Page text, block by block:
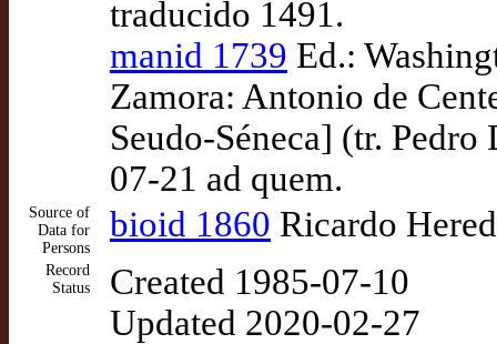
traducido 1491.
manid 1739 Ed.:
Zamora: Antonio de
Seudo-Séneca] (tr.
07-21 ad quem.
Source of
Data for
Persons
bioid 1860 Ricardo
Record
Status
Created 1985-07-10
Updated 2020-02-27